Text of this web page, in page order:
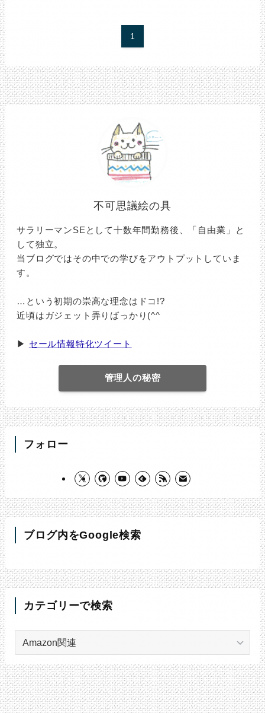
1
不可思議絵の具
サラリーマンSEとして十数年間勤務後、「自由業」と
して独立。
当ブログではその中での学びをアウトプットしていま
す。
…という初期の崇高な理念はドコ!?
近頃はガジェット弄りばっかり(^^ゞ
▶ セール情報特化ツイート
管理人の秘密
フォロー
ブログ内をGoogle検索
カテゴリーで検索
ゴ
リ
ー
で